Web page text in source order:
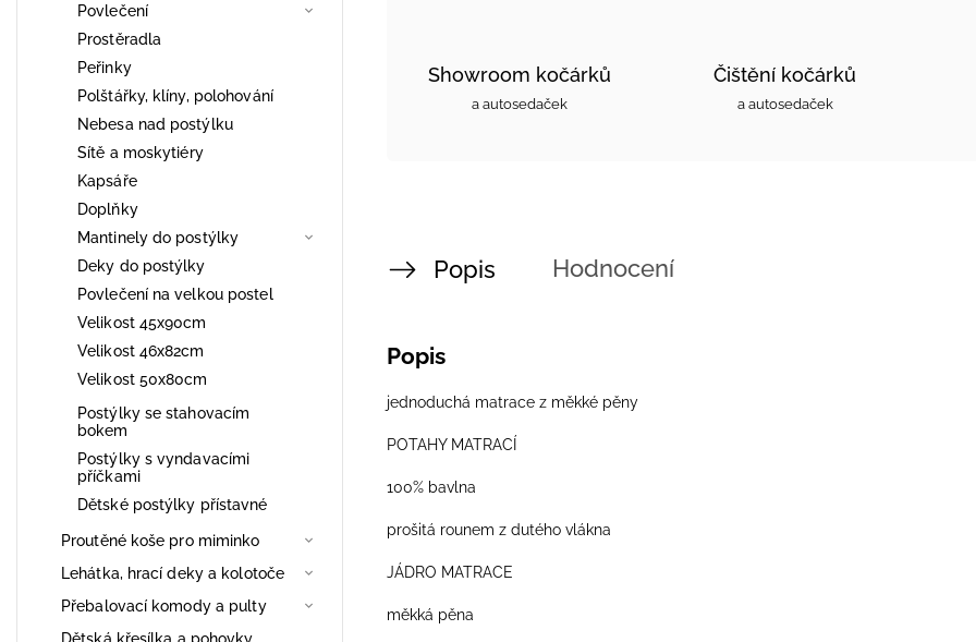
Povlečení
Prostěradla
Peřinky
Polštářky, klíny, polohování
Nebesa nad postýlku
Sítě a moskytiéry
Kapsáře
Doplňky
Mantinely do postýlky
Deky do postýlky
Povlečení na velkou postel
Velikost 45x90cm
Velikost 46x82cm
Velikost 50x80cm
Postýlky se stahovacím
bokem
Postýlky s vyndavacími
příčkami
Dětské postýlky přístavné
Proutěné koše pro miminko
Lehátka, hrací deky a kolotoče
Přebalovací komody a pulty
Dětská křesílka a pohovky
Showroom kočárků
a autosedaček
Čištění kočárků
a autosedaček
Popis Hodnocení
Popis
jednoduchá matrace z měkké pěny
POTAHY MATRACÍ
100% bavlna
prošitá rounem z dutého vlákna
JÁDRO MATRACE
měkká pěna